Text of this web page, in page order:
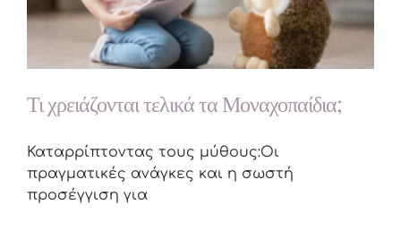
Τι χρειάζονται τελικά τα Μοναχοπαίδια;
Καταρρίπτοντας τους μύθους:Οι
πραγματικές ανάγκες και η σωστή
προσέγγιση για